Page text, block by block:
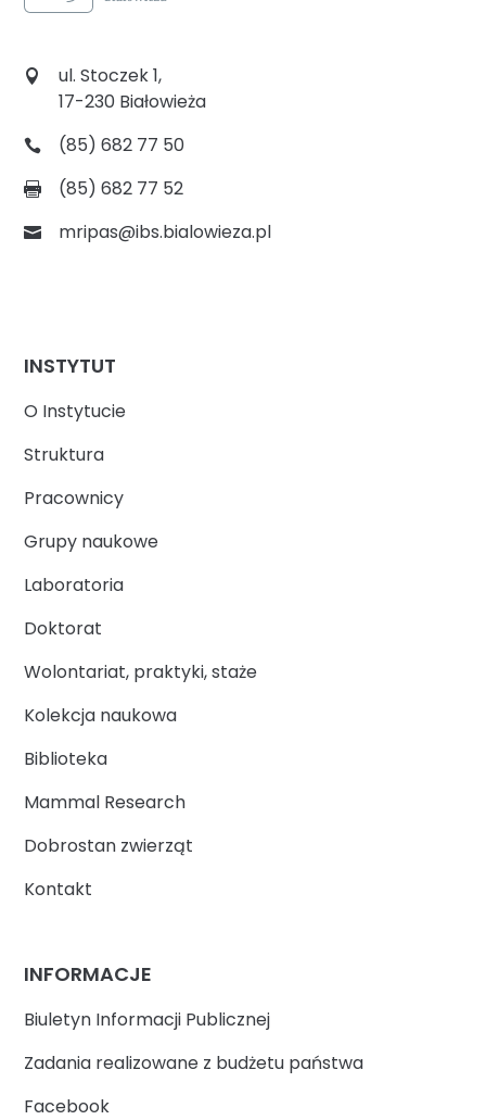
ul. Stoczek 1,
17-230 Białowieża
(85) 682 77 50
(85) 682 77 52
mripas@ibs.bialowieza.pl
INSTYTUT
O Instytucie
Struktura
Pracownicy
Grupy naukowe
Laboratoria
Doktorat
Wolontariat, praktyki, staże
Kolekcja naukowa
Biblioteka
Mammal Research
Dobrostan zwierząt
Kontakt
INFORMACJE
Biuletyn Informacji Publicznej
Zadania realizowane z budżetu państwa
Facebook